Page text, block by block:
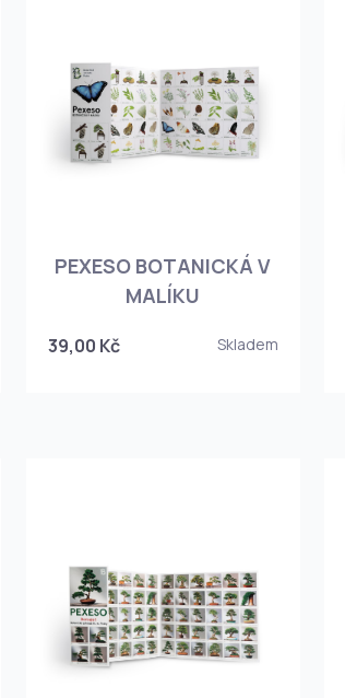
PEXESO BOTANICKÁ V
MALÍKU
39,00 Kč Skladem